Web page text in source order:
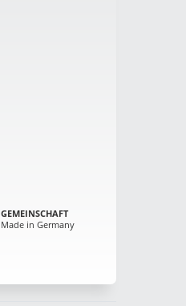
GEMEINSCHAFT
Made in Germany